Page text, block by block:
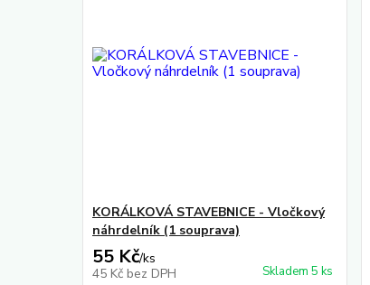
KORÁLKOVÁ STAVEBNICE - Vločkový
náhrdelník (1 souprava)
55 Kč/ks
45 Kč bez DPH Skladem 5 ks